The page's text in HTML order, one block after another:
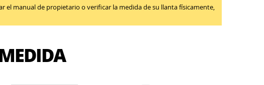
el manual de propietario o verificar la medida de su llanta físicamente,